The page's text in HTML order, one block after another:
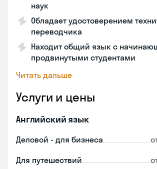
наук
Обладает удостоверением
переводчика
Находит общий язык с
продвинутыми студентами
Читать дальше
Услуги и цены
Английский язык
Деловой - для бизнеса
Для путешествий